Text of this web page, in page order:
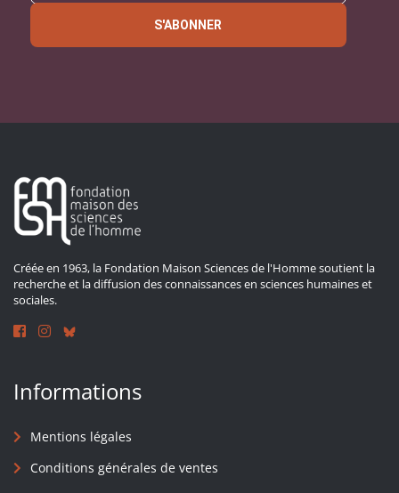
S'ABONNER
Créée en 1963, la Fondation Maison Sciences de l'Homme soutient la
recherche et la diffusion des connaissances en sciences humaines et
sociales.
Informations
Mentions légales
Conditions générales de ventes